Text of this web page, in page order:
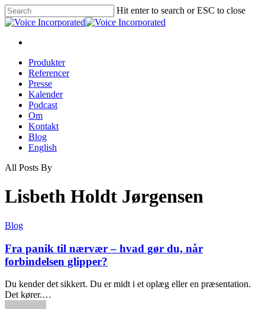
Hit enter to search or ESC to close
Produkter
Referencer
Presse
Kalender
Podcast
Om
Kontakt
Blog
English
All Posts By
Lisbeth Holdt Jørgensen
Blog
Fra panik til nærvær – hvad gør du, når
forbindelsen glipper?
Du kender det sikkert. Du er midt i et oplæg eller en præsentation.
Det kører.…